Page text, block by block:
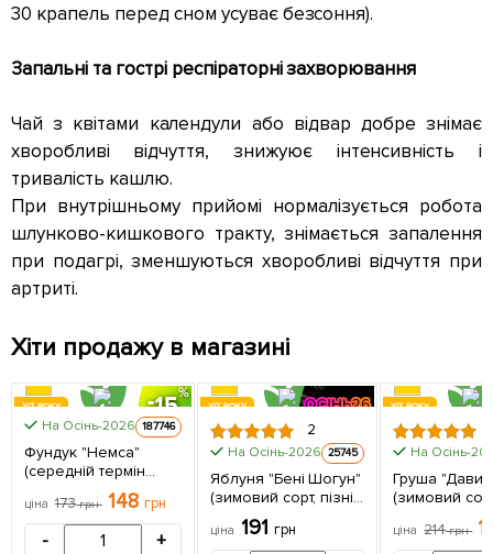
30 крапель перед сном усуває безсоння).
Запальні та гострі респіраторні захворювання
Чай з квітами календули або відвар добре знімає
хворобливі відчуття, знижуює інтенсивність і
тривалість кашлю.
При внутрішньому прийомі нормалізується робота
шлунково-кишкового тракту, знімається запалення
при подагрі, зменшуються хворобливі відчуття при
артриті.
Хіти продажу в магазині
15
ХІТ РОКУ
КЛІН СОРТІН
На Осінь-2026 187746
Фундук "Немса"
(середній термін
дозрівання,
перехресне
запилення, садити
по 2 шт) 1 саджанець
ціна 173грн 148 грн
- +
ХІТ РОКУ
2
На Осінь-2026 25745
Яблуня "Бені Шогун"
(зимовий сорт, пізній
термін дозрівання) 1
саджанець в
ціна 191 грн
ХІТ РОКУ
На Осінь-
Груша
(зимовий
термін
саджанець в
ціна 214грн